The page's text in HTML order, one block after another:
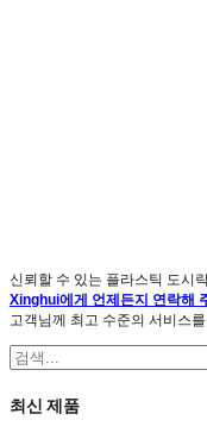
신뢰할 수 있는 플라스틱 도시
Xinghui에게 언제든지 연락해
고객님께 최고 수준의 서비스
검
색
최신 제품